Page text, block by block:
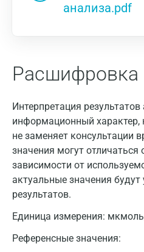
анализа.pdf
Расшифровка
Интерпретация
информационный характер,
не заменяет консультации
значения могут отличаться
зависимости от
актуальные значения
результатов.
Единица измерения:
Референсные значения: